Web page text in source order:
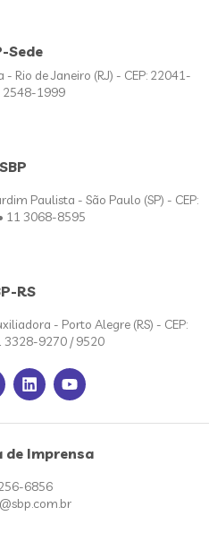
Sede
Rio de Janeiro (RJ) - CEP: 22041-
2548-1999
Paulista - São Paulo (SP) - CEP:
11 3068-8595
RS
- Porto Alegre (RS) - CEP:
3328-9270 / 9520
de Imprensa
6856